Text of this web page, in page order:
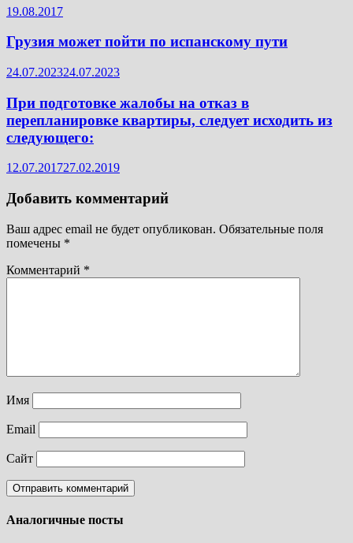
19.08.2017
Грузия может пойти по испанскому пути
24.07.202324.07.2023
При подготовке жалобы на отказ в
перепланировке квартиры, следует исходить из
следующего:
12.07.201727.02.2019
Добавить комментарий
Ваш адрес email не будет опубликован. Обязательные поля
помечены *
Комментарий *
Имя
Email
Сайт
Аналогичные посты